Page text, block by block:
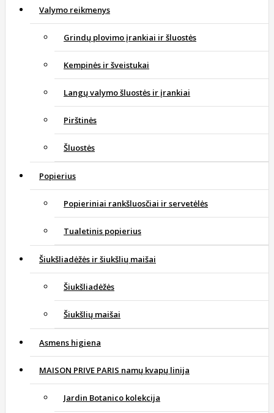
Valymo reikmenys
Grindų plovimo įrankiai ir šluostės
Kempinės ir šveistukai
Langų valymo šluostės ir įrankiai
Pirštinės
Šluostės
Popierius
Popieriniai rankšluosčiai ir servetėlės
Tualetinis popierius
Šiukšliadėžės ir šiukšlių maišai
Šiukšliadėžės
Šiukšlių maišai
Asmens higiena
MAISON PRIVE PARIS namų kvapų linija
Jardin Botanico kolekcija